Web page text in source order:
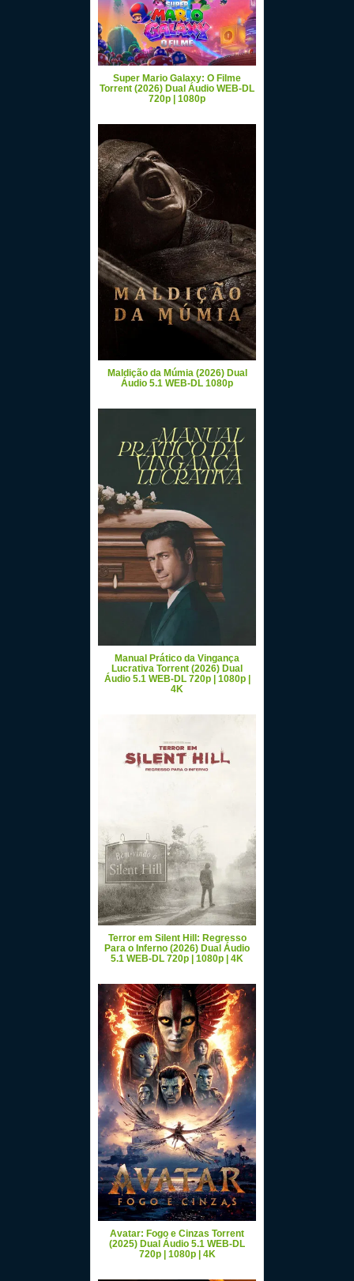
Super Mario Galaxy: O Filme
Torrent (2026) Dual Áudio WEB-DL
720p | 1080p
Maldição da Múmia (2026) Dual
Áudio 5.1 WEB-DL 1080p
Manual Prático da Vingança
Lucrativa Torrent (2026) Dual
Áudio 5.1 WEB-DL 720p | 1080p |
4K
Terror em Silent Hill: Regresso
Para o Inferno (2026) Dual Áudio
5.1 WEB-DL 720p | 1080p | 4K
Avatar: Fogo e Cinzas Torrent
(2025) Dual Áudio 5.1 WEB-DL
720p | 1080p | 4K